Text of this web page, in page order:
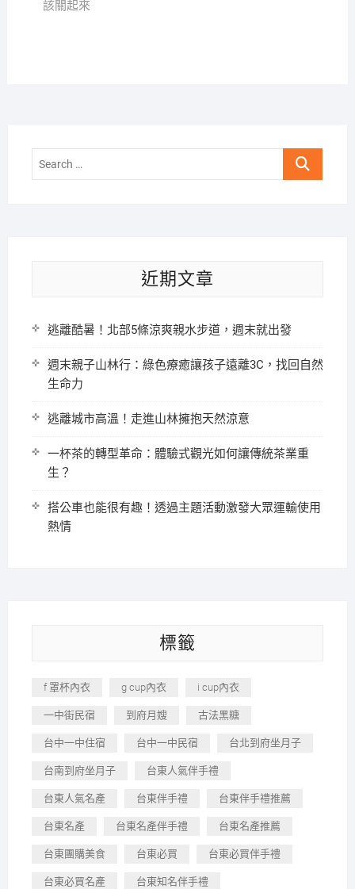
該關起來
Search
近期文章
逃離酷暑！北部5條涼爽親水步道，週末就出發
週末親子山林行：綠色療癒讓孩子遠離3C，找回自然
生命力
逃離城市高溫！走進山林擁抱天然涼意
一杯茶的轉型革命：體驗式觀光如何讓傳統茶業重
生？
搭公車也能很有趣！透過主題活動激發大眾運輸使用
熱情
標籤
f 罩杯內衣 g cup內衣 i cup內衣
一中街民宿 到府月嫂 古法黑糖
台中一中住宿 台中一中民宿 台北到府坐月子
台南到府坐月子 台東人氣伴手禮
台東人氣名產 台東伴手禮 台東伴手禮推薦
台東名產 台東名產伴手禮 台東名產推薦
台東團購美食 台東必買 台東必買伴手禮
台東必買名產 台東知名伴手禮